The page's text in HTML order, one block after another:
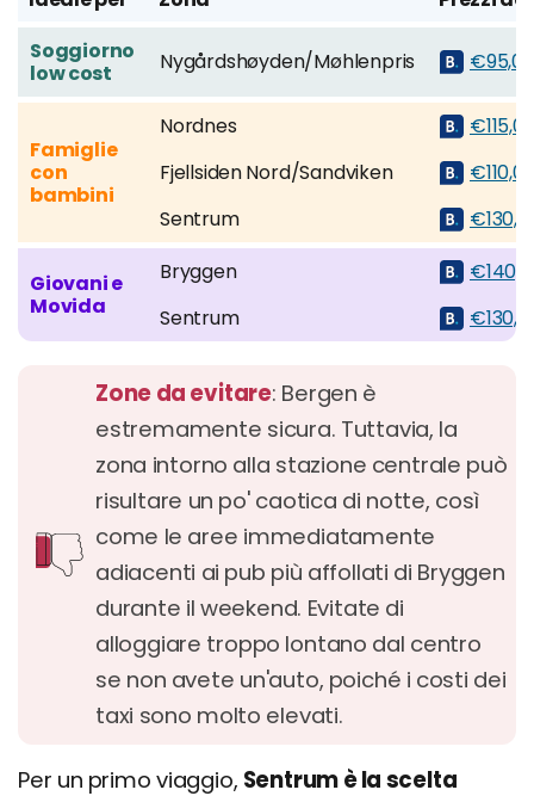
Soggiorno
low cost
Nygårdshøyden/Møhlenpris €95,00
Famiglie
con
bambini
Nordnes
Fjellsiden Nord/Sandviken
Sentrum
Giovani e
Movida
Bryggen
Sentrum
Zone da evitare: Bergen è
estremamente sicura. Tuttavia, la
zona intorno alla stazione centrale può
risultare un po' caotica di notte, così
come le aree immediatamente
adiacenti ai pub più affollati di Bryggen
durante il weekend. Evitate di
alloggiare troppo lontano dal centro
se non avete un'auto, poiché i costi dei
taxi sono molto elevati.
Per un primo viaggio, Sentrum è la scelta